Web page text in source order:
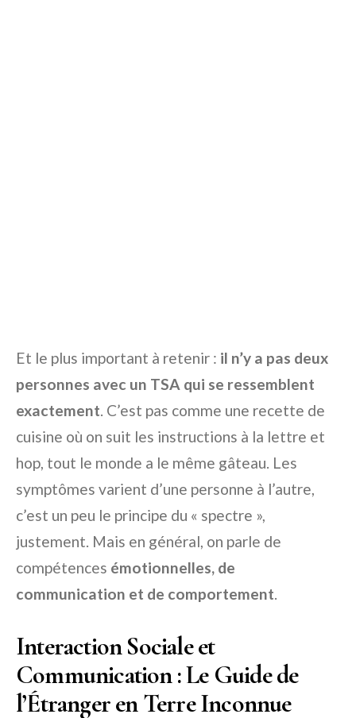
Et le plus important à retenir : il n’y a pas deux
personnes avec un TSA qui se ressemblent
exactement. C’est pas comme une recette de
cuisine où on suit les instructions à la lettre et
hop, tout le monde a le même gâteau. Les
symptômes varient d’une personne à l’autre,
c’est un peu le principe du « spectre »,
justement. Mais en général, on parle de
compétences émotionnelles, de
communication et de comportement.
Interaction Sociale et
Communication : Le Guide de
l’Étranger en Terre Inconnue